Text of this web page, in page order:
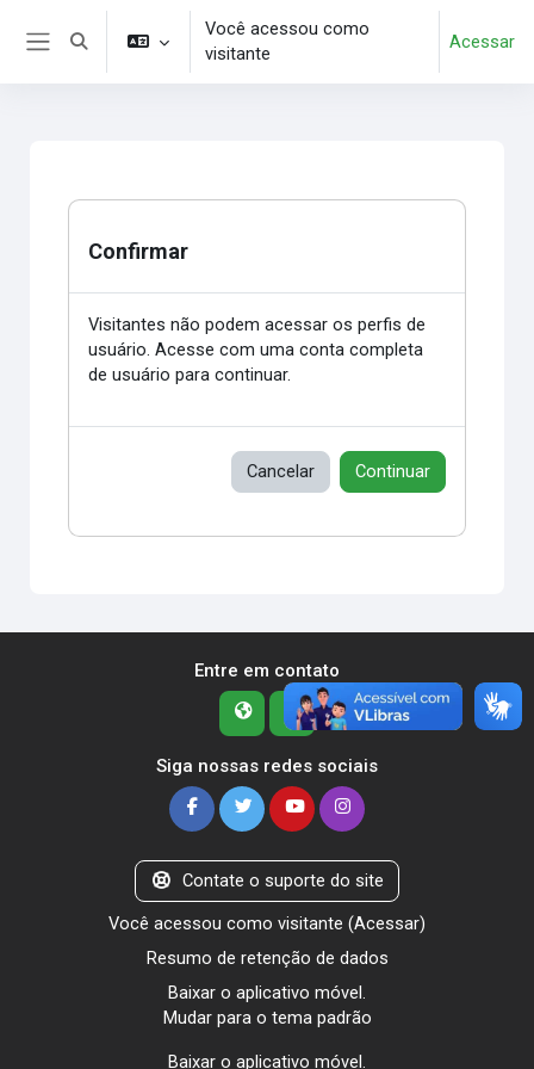
Ir para o conteúdo principal
Alternar entrada de pesquisa
Você acessou como
visitante
Acessar
Confirmar
Visitantes não podem acessar os perfis de
usuário. Acesse com uma conta completa
de usuário para continuar.
Cancelar Continuar
Entre em contato
Siga nossas redes sociais
Contate o suporte do site
Você acessou como visitante (Acessar)
Resumo de retenção de dados
Baixar o aplicativo móvel.
Mudar para o tema padrão
Baixar o aplicativo móvel.